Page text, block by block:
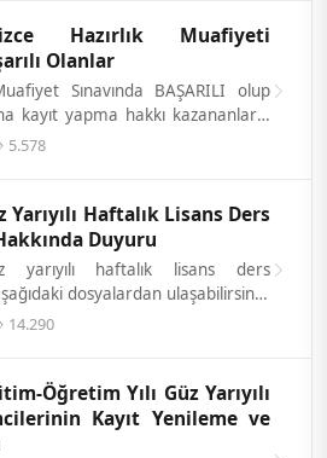
Hazırlık Muafiyeti
Olanlar
Sınavında BAŞARILI olup
kayıt yapma hakkı kazananların
5.578
Yarıyılı Haftalık Lisans Ders
Duyuru
yarıyılı haftalık lisans ders
dosyalardan ulaşabilirsiniz.
14.290
Öğretim Yılı Güz Yarıyılı
Kayıt Yenileme ve